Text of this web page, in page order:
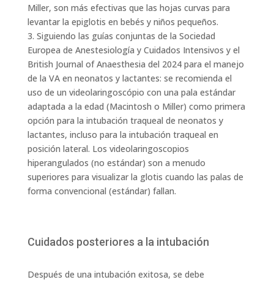
Miller, son más efectivas que las hojas curvas para
levantar la epiglotis en bebés y niños pequeños.
3. Siguiendo las guías conjuntas de la Sociedad
Europea de Anestesiología y Cuidados Intensivos y el
British Journal of Anaesthesia del 2024 para el manejo
de la VA en neonatos y lactantes: se recomienda el
uso de un videolaringoscópio con una pala estándar
adaptada a la edad (Macintosh o Miller) como primera
opción para la intubación traqueal de neonatos y
lactantes, incluso para la intubación traqueal en
posición lateral. Los videolaringoscopios
hiperangulados (no estándar) son a menudo
superiores para visualizar la glotis cuando las palas de
forma convencional (estándar) fallan.
Cuidados posteriores a la intubación
Después de una intubación exitosa, se debe